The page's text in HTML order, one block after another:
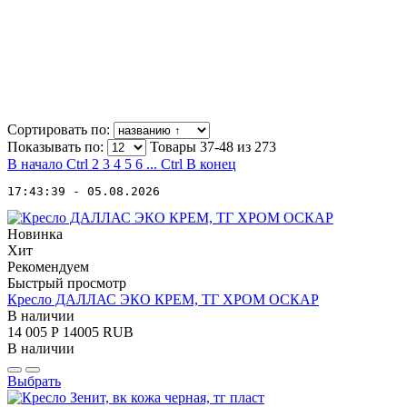
Сортировать по:
Показывать по:
Товары 37-48 из 273
В начало Ctrl 2 3 4 5 6 ... Ctrl В конец
17:43:39 - 05.08.2026
Новинка
Хит
Рекомендуем
Быстрый просмотр
Кресло ДАЛЛАС ЭКО КРЕМ, ТГ ХРОМ ОСКАР
В наличии
14 005 Р 14005 RUB
В наличии
Выбрать